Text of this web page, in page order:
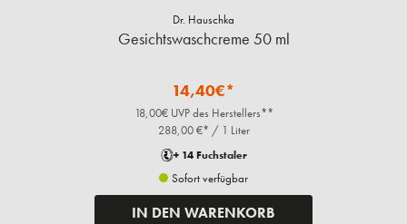
Dr. Hauschka
Gesichtswaschcreme 50 ml
14,40€*
18,00€ UVP des Herstellers**
288,00 €* / 1 Liter
+ 14 Fuchstaler
Sofort verfügbar
IN DEN WARENKORB